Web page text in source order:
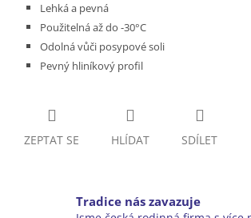
Lehká a pevná
Použitelná až do -30°C
Odolná vůči posypové soli
Pevný hliníkový profil
ZEPTAT SE HLÍDAT SDÍLET
Tradice nás zavazuje